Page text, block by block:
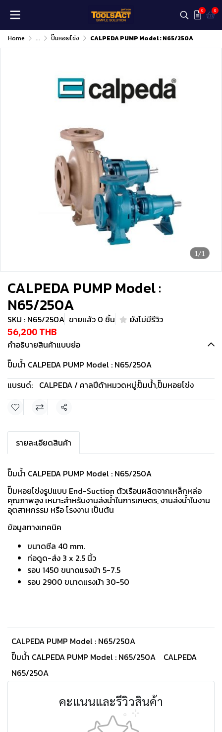
0 0
Home ... ปั๊มหอยโข่ง CALPEDA PUMP Model : N65/250A
1/1
CALPEDA PUMP Model :
N65/250A
SKU : N65/250A ขายแล้ว 0 ชิ้น ยังไม่มีรีวิว
56,200 THB
คำอธิบายสินค้าแบบย่อ
ปั๊มน้ำ CALPEDA PUMP Model : N65/250A
แบรนด์: CALPEDA / คาลปีด้าหมวดหมู่:ปั๊มน้ำ,ปั๊มหอยโข่ง
แชร์
รายละเอียดสินค้า
ปั๊มน้ำ CALPEDA PUMP Model : N65/250A
ปั๊มหอยโข่งรูปแบบ End-Suction ตัวเรือนผลิตจากเหล็กหล่อ
คุณภาพสูง เหมาะสำหรับงานส่งนํ้าในการเกษตร, งานส่งนํ้าในงาน
อุตสาหกรรม หรือ โรงงาน เป็นต้น
ข้อมูลทางเทคนิค
ขนาดซีล 40 mm.
ท่อดูด-ส่ง 3 x 2.5 นิ้ว
รอบ 1450 ขนาดแรงม้า 5-7.5
รอบ 2900 ขนาดแรงม้า 30-50
CALPEDA PUMP Model : N65/250A
ปั๊มน้ำ CALPEDA PUMP Model : N65/250A
CALPEDA
N65/250A
คะแนนและรีวิวสินค้า